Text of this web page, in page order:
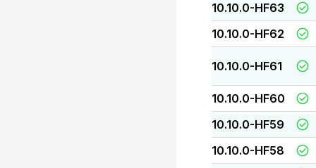
10.10.0-HF63
10.10.0-HF62
10.10.0-HF61
10.10.0-HF60
10.10.0-HF59
10.10.0-HF58